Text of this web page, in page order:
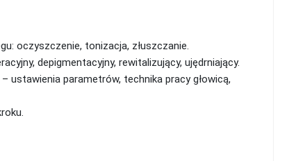
oczyszczenie, tonizacja, złuszczanie.
depigmentacyjny, rewitalizujący, ujędrniający.
ustawienia parametrów, technika pracy głowicą,